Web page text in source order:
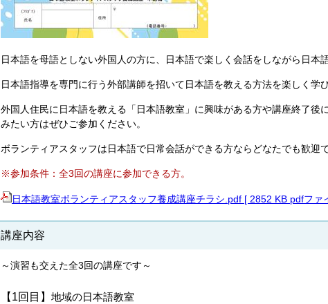
日本語を母語としない外国人の方に、日本語で楽しく会話をしながら日本
日本語指導を専門に行う外部講師を招いて日本語を教える方法を楽しく学
外国人住民に日本語を教える「日本語教室」に興味がある方や講座終了後
みたい方はぜひご参加ください。
ボランティアスタッフは日本語で日常会話ができる方ならどなたでも歓迎
※参加条件：全3回の講座に参加できる方。
日本語教室ボランティアスタッフ養成講座チラシ.pdf [ 2852 KB pdfファ
講座内容
～演習も交えた全3回の講座です～
【1回目】 地域の日本語教室